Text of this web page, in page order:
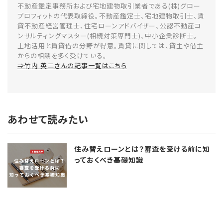
不動産鑑定事務所および宅地建物取引業者である(株)グロー
プロフィットの代表取締役。不動産鑑定士、宅地建物取引士、賃
貸不動産経営管理士、住宅ローンアドバイザー、公認不動産コ
ンサルティングマスター(相続対策専門士)、中小企業診断士。
土地活用と賃貸借の分野が得意。賃貸に関しては、貸主や借主
からの相談を多く受けている。
⇒竹内 英二さんの記事一覧はこちら
あわせて読みたい
住み替えローンとは？審査を受ける前に知
っておくべき基礎知識